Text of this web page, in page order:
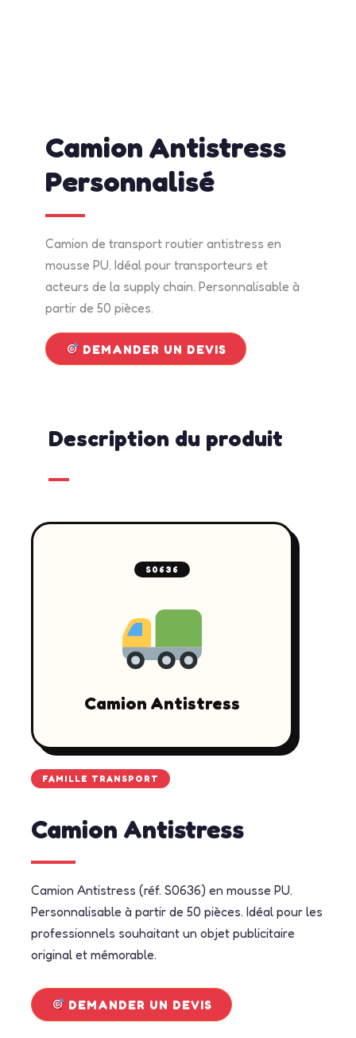
Camion Antistress
Personnalisé
Camion de transport routier antistress en
mousse PU. Idéal pour transporteurs et
acteurs de la supply chain. Personnalisable à
partir de 50 pièces.
DEMANDER UN DEVIS
Description du produit
S0636
Camion Antistress
FAMILLE TRANSPORT
Camion Antistress
Camion Antistress (réf. S0636) en mousse PU.
Personnalisable à partir de 50 pièces. Idéal pour les
professionnels souhaitant un objet publicitaire
original et mémorable.
DEMANDER UN DEVIS